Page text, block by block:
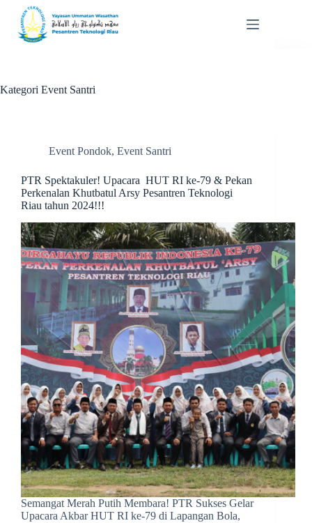
content
Kategori Event Santri
Event Pondok, Event Santri
PTR Spektakuler! Upacara HUT RI ke-79 & Pekan
Perkenalan Khutbatul Arsy Pesantren Teknologi
Riau tahun 2024!!!
Semangat Merah Putih Membara! PTR Sukses Gelar
Upacara Akbar HUT RI ke-79 di Lapangan Bola,